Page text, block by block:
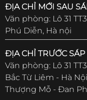
ĐỊA CHỈ MỚI SAU
Văn phòng: Lô 31
Phú Diễn, Hà nội
ĐỊA CHỈ TRƯỚC
Văn phòng: Lô 31
Bắc Từ Liêm - Hà
Thượng Mỗ - Đan